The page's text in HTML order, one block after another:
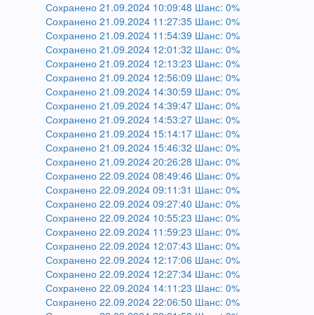
Сохранено 21.09.2024 10:09:48 Шанс: 0%
Сохранено 21.09.2024 11:27:35 Шанс: 0%
Сохранено 21.09.2024 11:54:39 Шанс: 0%
Сохранено 21.09.2024 12:01:32 Шанс: 0%
Сохранено 21.09.2024 12:13:23 Шанс: 0%
Сохранено 21.09.2024 12:56:09 Шанс: 0%
Сохранено 21.09.2024 14:30:59 Шанс: 0%
Сохранено 21.09.2024 14:39:47 Шанс: 0%
Сохранено 21.09.2024 14:53:27 Шанс: 0%
Сохранено 21.09.2024 15:14:17 Шанс: 0%
Сохранено 21.09.2024 15:46:32 Шанс: 0%
Сохранено 21.09.2024 20:26:28 Шанс: 0%
Сохранено 22.09.2024 08:49:46 Шанс: 0%
Сохранено 22.09.2024 09:11:31 Шанс: 0%
Сохранено 22.09.2024 09:27:40 Шанс: 0%
Сохранено 22.09.2024 10:55:23 Шанс: 0%
Сохранено 22.09.2024 11:59:23 Шанс: 0%
Сохранено 22.09.2024 12:07:43 Шанс: 0%
Сохранено 22.09.2024 12:17:06 Шанс: 0%
Сохранено 22.09.2024 12:27:34 Шанс: 0%
Сохранено 22.09.2024 14:11:23 Шанс: 0%
Сохранено 22.09.2024 22:06:50 Шанс: 0%